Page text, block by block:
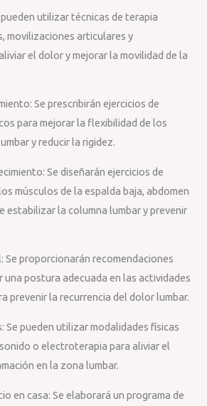
pueden utilizar técnicas de terapia
movilizaciones articulares y
el dolor y mejorar la movilidad de la
Se prescribirán ejercicios de
para mejorar la flexibilidad de los
y reducir la rigidez.
Se diseñarán ejercicios de
músculos de la espalda baja, abdomen
estabilizar la columna lumbar y prevenir
Se proporcionarán recomendaciones
una postura adecuada en las actividades
prevenir la recurrencia del dolor lumbar.
Se pueden utilizar modalidades físicas
o electroterapia para aliviar el
en la zona lumbar.
en casa: Se elaborará un programa de